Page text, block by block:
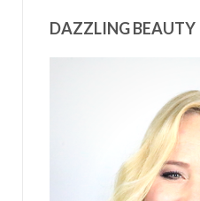
DAZZLING BEAUTY